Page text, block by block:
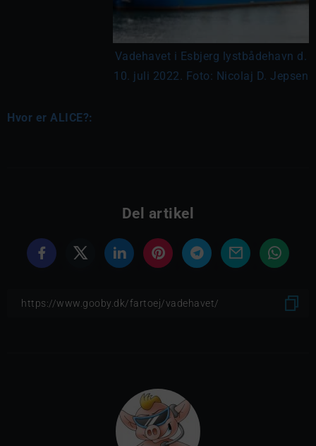
Vadehavet i Esbjerg lystbådehavn d.
10. juli 2022. Foto: Nicolaj D. Jepsen
Hvor er ALICE?:
Del artikel